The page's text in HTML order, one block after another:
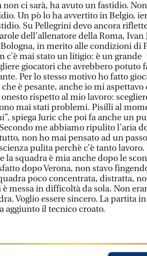
non ci sarà, ha avuto un fastidio. Non
Un pò lo ha avvertito in Belgio,
Su Pellegrini devo ancora
dell’allenatore della Roma, Ivan
in merito alle condizioni di
c’è mai stato un litigio: è un grande
giocatori che avrebbero potuto
Per lo stesso motivo ho fatto
è pesante, anche io mi aspettavo
rispetto al mio lavoro:
mai stati problemi. Pisilli al
spiega Juric che poi fa anche un
me abbiamo ripulito l’aria
non ho mai pensato ad un passo
pulita perchè c’è tanto lavoro.
la squadra è mia anche dopo le
dopo Verona, non stavo
poco concentrata, distratta,
messa in difficoltà da sola. Non
Voglio essere sincero. La partita in
aggiunto il tecnico croato.